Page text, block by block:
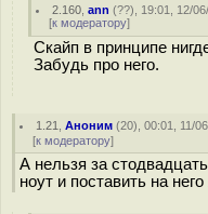
2.160 ,ann (??), 19:01, 12/
[к модератору]
Скайп в принципе
Забудь про него.
1.21 ,Аноним (20), 00:01, 11/
[к модератору]
А нельзя за
ноут и поставить на